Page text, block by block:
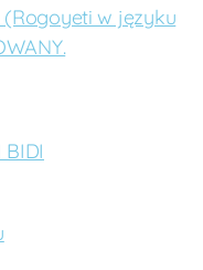
(Rogoyeti w języku
BIDI